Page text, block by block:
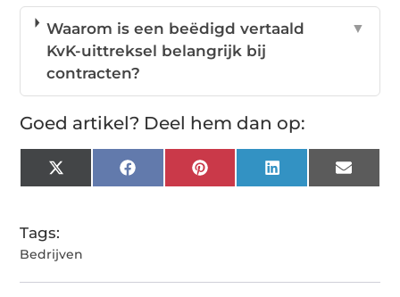
Waarom is een beëdigd vertaald
KvK-uittreksel belangrijk bij
contracten?
▼
Goed artikel? Deel hem dan op:
X
(Twitter)
FacebookPinterest LinkedIn Email
Tags:
Bedrijven